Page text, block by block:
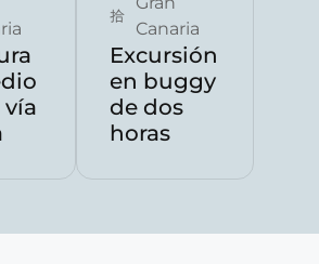
Canaria
Excursión
en buggy
de dos
horas